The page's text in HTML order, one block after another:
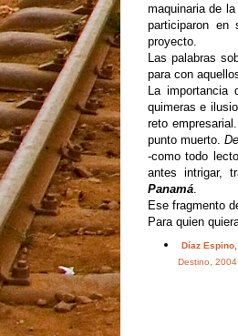
maquinaria de
participaron en
proyecto.
Las palabras
para con
La importancia
quimeras e
reto
punto muerto.
-como todo
antes intrigar,
Panamá.
Ese fragmento
Para quien
Díaz
Destino, 2004.